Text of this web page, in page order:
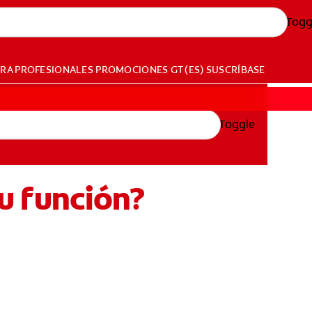
PROFESIONALES PROMOCIONES GT (ES) SUSCRÍBASE
Toggle
función?